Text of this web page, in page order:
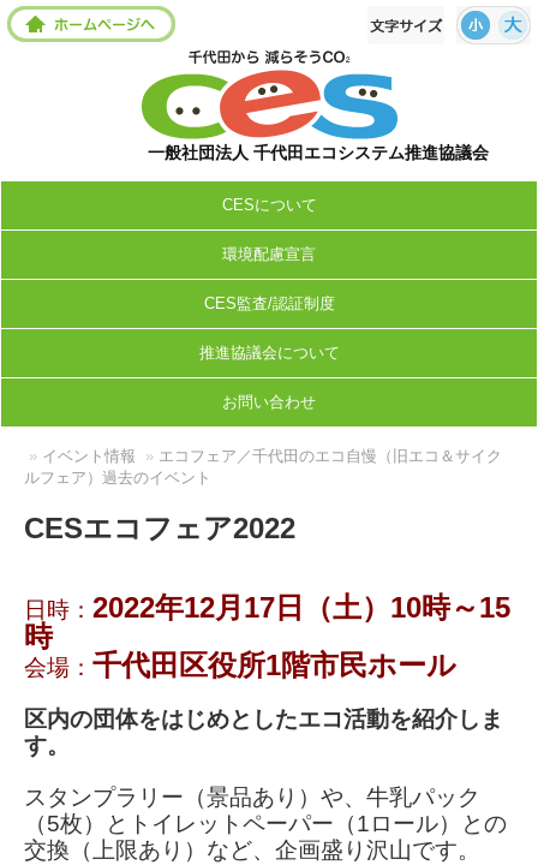
一般社団法人 千代田エコシステム推進協議会
CESについて
環境配慮宣言
CES監査/認証制度
推進協議会について
お問い合わせ
» イベント情報 » エコフェア／千代田のエコ自慢（旧エコ＆サイク
ルフェア） 過去のイベント
CESエコフェア2022
日時： 2022年12月17日（土）10時～15
時
会場： 千代田区役所1階市民ホール
区内の団体をはじめとしたエコ活動を紹介しま
す。
スタンプラリー（景品あり）や、牛乳パック
（5枚）とトイレットペーパー（1ロール）との
交換（上限あり）など、企画盛り沢山です。